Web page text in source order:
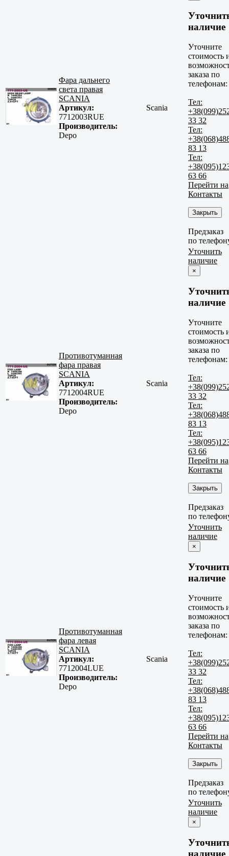
Фара дальнего
света правая
SCANIA
Артикул:
7712003RUE
Производитель:
Depo
Scania
наличие
Уточните
стоимость
заказа по
телефонам:
Тел:
33 32
Тел:
83 13
Тел:
63 66
Перейти на
Контакты
Закрыть
Предзаказ
по
Противотуманная
фара правая
SCANIA
Артикул:
7712004RUE
Производитель:
Depo
Scania
Уточнить
наличие
×
наличие
Уточните
стоимость
заказа по
телефонам:
Тел:
33 32
Тел:
83 13
Тел:
63 66
Перейти на
Контакты
Закрыть
Предзаказ
по
Противотуманная
фара левая
SCANIA
Артикул:
7712004LUE
Производитель:
Depo
Scania
Уточнить
наличие
×
наличие
Уточните
стоимость
заказа по
телефонам:
Тел:
33 32
Тел:
83 13
Тел:
63 66
Перейти на
Контакты
Закрыть
Предзаказ
по
Уточнить
наличие
×
наличие